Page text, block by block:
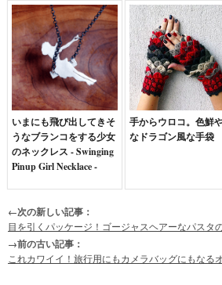
いまにも飛び出してきそ
うなブランコをする少女
のネックレス - Swinging
Pinup Girl Necklace -
手からウロコ。色鮮
なドラゴン風な手袋
←次の新しい記事：
目を引くパッケージ！ゴージャスヘアーなパスタ
→前の古い記事：
これカワイイ！旅行用にもカメラバッグにもなる